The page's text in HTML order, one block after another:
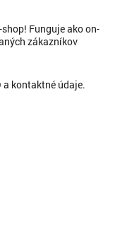
Funguje ako on-
zákazníkov
a kontaktné údaje.